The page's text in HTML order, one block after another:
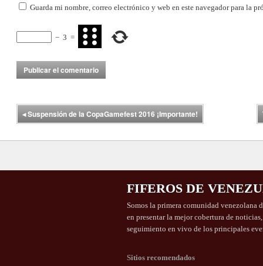
Guarda mi nombre, correo electrónico y web en este navegador para la
− 3 =
◂Suspensión de la CopaGamefest 2016 ¡Importante!
FIFEROS DE
Somos la primera comunidad venezolana
en presentar la mejor cobertura de
seguimiento en vivo de los principales
Sitios recomendados